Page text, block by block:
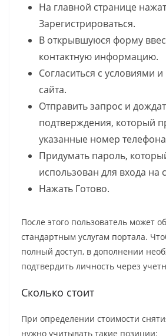
На главной странице
Зарегистрироваться.
В открывшуюся форму
контактную информацию.
Согласиться с условиями
сайта.
Отправить запрос и
подтверждения, который
указанные номер
Придумать пароль,
использован для входа на
Нажать Готово.
После этого пользователь может
стандартным услугам портала.
полный доступ, в дополнении
подтвердить личность через
Сколько стоит
При определении стоимости
нужно учитывать такие позиции: